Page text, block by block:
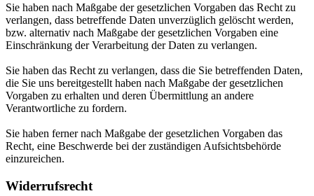
Sie haben nach Maßgabe der gesetzlichen Vorgaben das Recht zu
verlangen, dass betreffende Daten unverzüglich gelöscht werden,
bzw. alternativ nach Maßgabe der gesetzlichen Vorgaben eine
Einschränkung der Verarbeitung der Daten zu verlangen.
Sie haben das Recht zu verlangen, dass die Sie betreffenden Daten,
die Sie uns bereitgestellt haben nach Maßgabe der gesetzlichen
Vorgaben zu erhalten und deren Übermittlung an andere
Verantwortliche zu fordern.
Sie haben ferner nach Maßgabe der gesetzlichen Vorgaben das
Recht, eine Beschwerde bei der zuständigen Aufsichtsbehörde
einzureichen.
Widerrufsrecht